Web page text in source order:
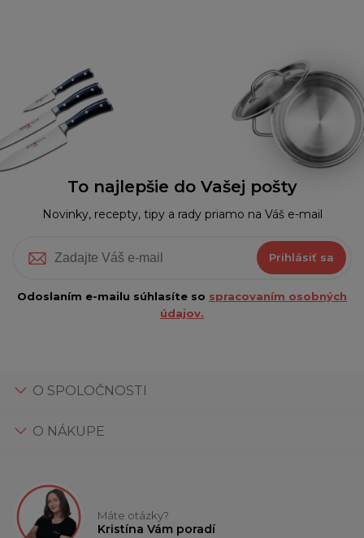
To najlepšie do Vašej pošty
Novinky, recepty, tipy a rady priamo na Váš e-mail
Prihlásiť sa
Odoslaním e-mailu súhlasíte so spracovaním osobných
údajov.
O SPOLOČNOSTI
O NÁKUPE
Máte otázky?
Kristína Vám poradí